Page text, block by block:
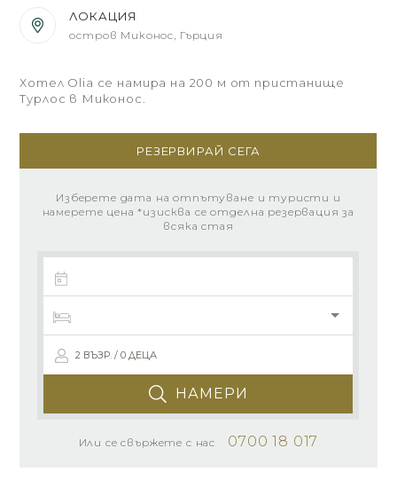
ЛОКАЦИЯ
остров Миконос, Гърция
Хотел Olia се намира на 200 м от пристанище
Турлос в Миконос.
РЕЗЕРВИРАЙ СЕГА
Изберете дата на отпътуване и туристи и
намерете цена *изисква се отделна резервация за
всяка стая
2 ВЪЗР. / 0 ДЕЦА
НАМЕРИ
Или се свържете с нас 0700 18 017